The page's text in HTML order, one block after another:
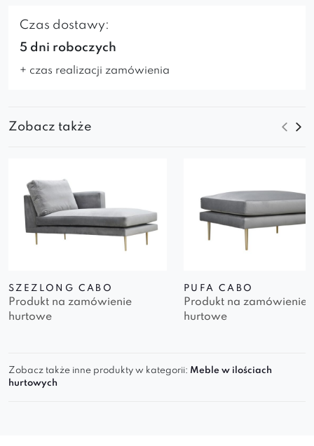
Czas dostawy:
5 dni roboczych
+ czas realizacji zamówienia
Zobacz także
SZEZLONG CABO
Produkt na zamówienie
hurtowe
PUFA CABO
Produkt na zamówienie
hurtowe
Zobacz także inne produkty w kategorii: Meble w ilościach
hurtowych